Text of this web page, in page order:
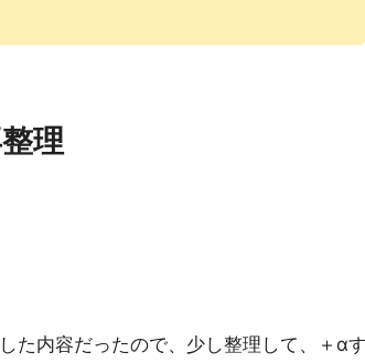
理
た内容だったので、少し整理して、＋α